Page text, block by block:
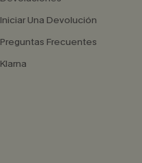
Iniciar Una Devolución
Preguntas Frecuentes
Klarna